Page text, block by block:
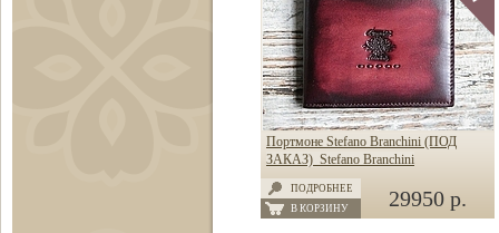
Портмоне Stefano Branchini (ПОД
ЗАКАЗ) Stefano Branchini
ПОДРОБНЕЕ
В КОРЗИНУ
29950 р.